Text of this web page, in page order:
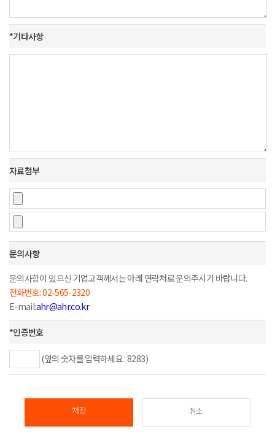
*기타사항
자료첨부
문의사항
문의사항이 있으신 기업고객께서는 아래 연락처로 문의주시기 바랍니다.
전화번호: 02-565-2320
E-mail:ahr@ahr.co.kr
*인증번호
(옆의 숫자를 입력하세요 : 8283)
저장 취소